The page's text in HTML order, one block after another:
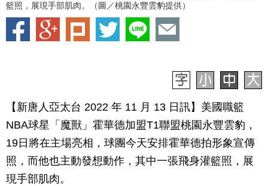
籃照，展現手部肌肉。（圖／桃園永豐雲豹提供）
【新唐人亞太台 2022 年 11 月 13 日訊】美國職籃
NBA球星「魔獸」霍華德加盟T1聯盟桃園永豐雲豹，
19日將在主場亮相，球團今天安排霍華德拍形象宣傳
照，而他也主動發想動作，其中一張飛身灌籃照，展
現手部肌肉。